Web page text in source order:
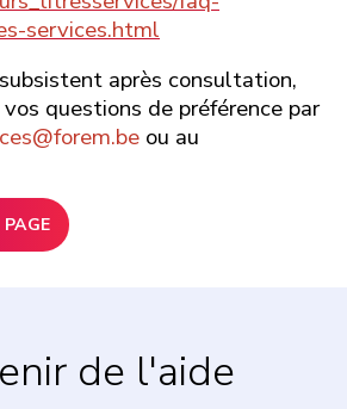
services.html
après consultation,
questions de préférence par
ou au
de l'aide